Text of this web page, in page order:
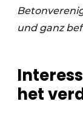
und ganz
het